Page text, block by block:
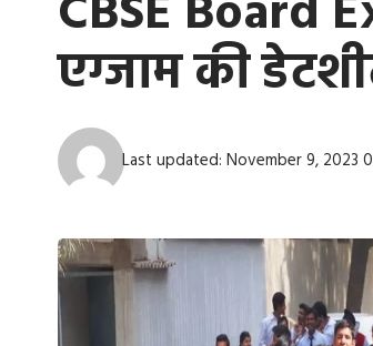
एग्जाम की
Last updated: November 9, 2023